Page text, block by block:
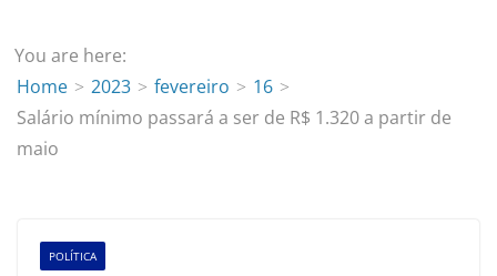
You are here:
Home
2023 fevereiro
16
Salário mínimo passará a ser de R$ 1.320 a partir de
maio
POLÍTICA